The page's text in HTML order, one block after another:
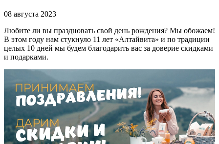
08 августа 2023
Любите ли вы праздновать свой день рождения? Мы обожаем!
В этом году нам стукнуло 11 лет «Алтайвита» и по традиции
целых 10 дней мы будем благодарить вас за доверие скидками
и подарками.